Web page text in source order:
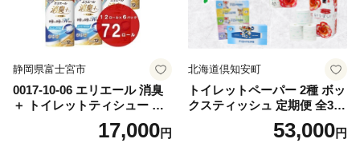
静岡県富士宮市
0017-10-06 エリエール 消臭
＋ トイレットティシュー し
っかり香るフレッシュクリア
の香り ダブル 12ロール×6パ
17,000円
北海道倶知安町
トイレットペーパー 2種 ボッ
クスティッシュ 定期便 全3
回 日本製 まとめ買い 防災
常備品 日用雑貨 消耗品 生活
53,000円